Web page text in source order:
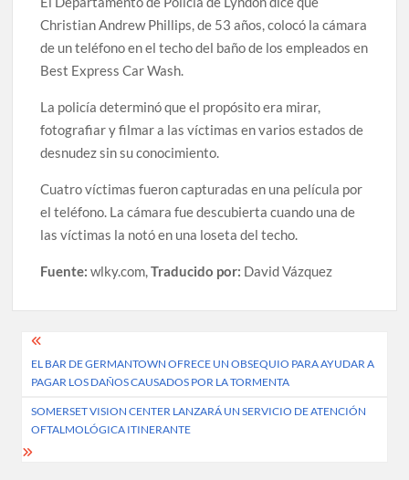
Christian Andrew Phillips, de 53 años, colocó la cámara
de un teléfono en el techo del baño de los empleados en
Best Express Car Wash.
La policía determinó que el propósito era mirar,
fotografiar y filmar a las víctimas en varios estados de
desnudez sin su conocimiento.
Cuatro víctimas fueron capturadas en una película por
el teléfono. La cámara fue descubierta cuando una de
las víctimas la notó en una loseta del techo.
Fuente:wlky.com,Traducido por: David Vázquez
Post
navigation
EL BAR DE GERMANTOWN OFRECE UN OBSEQUIO PARA AYUDAR A
PAGAR LOS DAÑOS CAUSADOS POR LA TORMENTA
SOMERSET VISION CENTER LANZARÁ UN SERVICIO DE ATENCIÓN
OFTALMOLÓGICA ITINERANTE